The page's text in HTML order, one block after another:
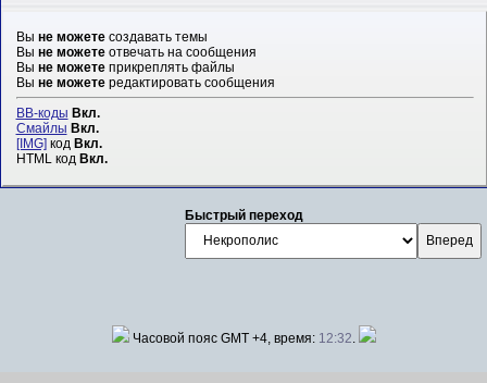
Вы не можетесоздавать темы
Вы не можетеотвечать на сообщения
Вы не можетеприкреплять файлы
Вы не можетередактировать сообщения
BB-коды Вкл.
Смайлы Вкл.
[IMG] код Вкл.
HTML код Вкл.
Быстрый переход
Часовой пояс GMT +4, время: 12:32